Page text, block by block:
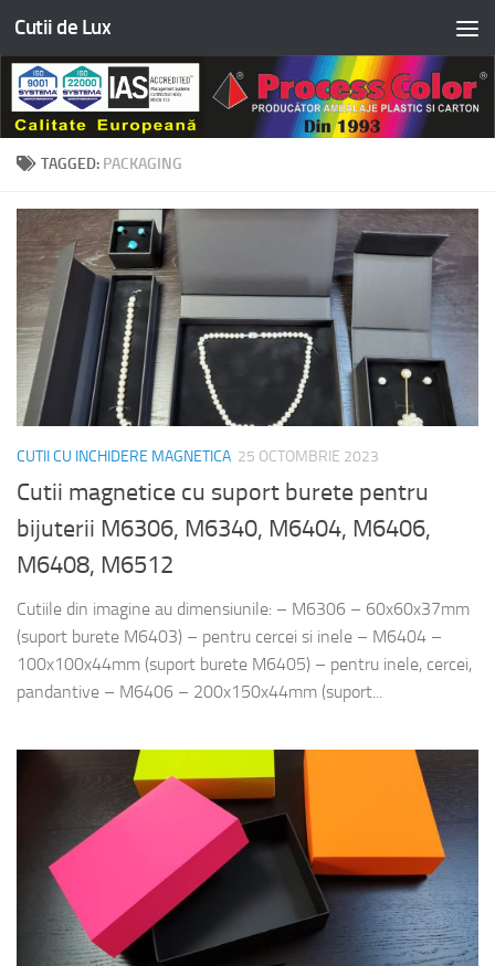
Skip to content
Cutii de Lux
TAGGED: PACKAGING
CUTII CU INCHIDERE MAGNETICA 25 OCTOMBRIE 2023
Cutii magnetice cu suport burete pentru
bijuterii M6306, M6340, M6404, M6406,
M6408, M6512
Cutiile din imagine au dimensiunile: – M6306 – 60x60x37mm
(suport burete M6403) – pentru cercei si inele – M6404 –
100x100x44mm (suport burete M6405) – pentru inele, cercei,
pandantive – M6406 – 200x150x44mm (suport...